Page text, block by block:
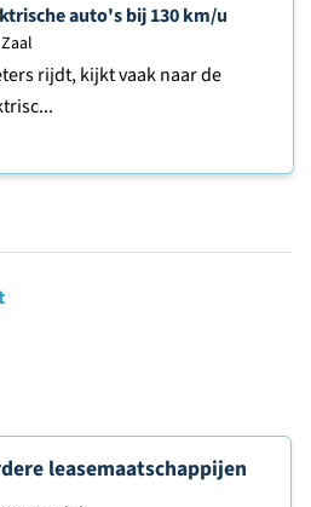
auto's bij 130 km/u
rijdt, kijkt vaak naar de
leasemaatschappijen